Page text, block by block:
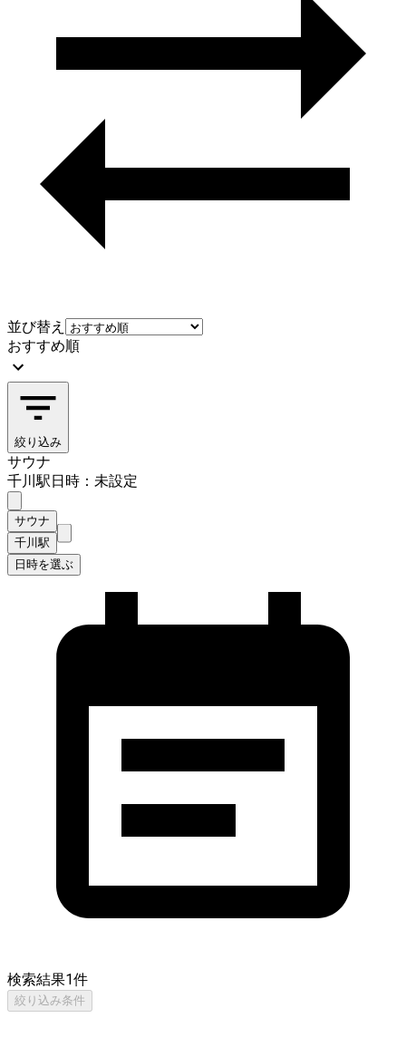
並び替え
おすすめ順
絞り込み
サウナ
千川駅日時：未設定
サウナ
千川駅
日時を選ぶ
検索結果1件
絞り込み条件